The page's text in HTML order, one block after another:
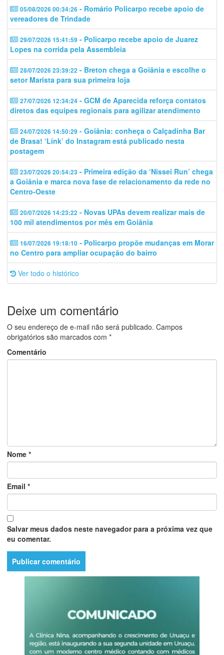
05/08/2026 00:34:26 - Romário Policarpo recebe apoio de
vereadores de Trindade
29/07/2026 15:41:59 - Policarpo recebe apoio de Juarez
Lopes na corrida pela Assembleia
28/07/2026 23:39:22 - Breton chega a Goiânia e escolhe o
setor Marista para sua primeira loja
27/07/2026 12:34:24 - GCM de Aparecida reforça contatos
diretos das equipes regionais para agilizar atendimento
24/07/2026 14:50:29 - Goiânia: conheça o Calçadinha Bar
de Brasa! ‘Link’ do Instagram está publicado nesta
postagem
23/07/2026 20:54:23 - Primeira edição da ‘Nissei Run’ chega
a Goiânia e marca nova fase de relacionamento da rede no
Centro-Oeste
20/07/2026 14:23:22 - Novas UPAs devem realizar mais de
100 mil atendimentos por mês em Goiânia
16/07/2026 19:18:10 - Policarpo propõe mudanças em Morar
no Centro para ampliar ocupação do bairro
Ver todo o histórico
Deixe um comentário
O seu endereço de e-mail não será publicado. Campos
obrigatórios são marcados com *
Comentário
Nome *
Email *
Salvar meus dados neste navegador para a próxima vez que
eu comentar.